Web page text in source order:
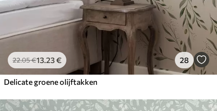
22.05€13.23€ 28
Delicate groene olijftakken